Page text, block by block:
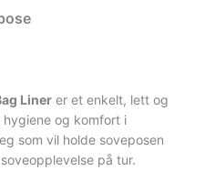
Liner er et enkelt, lett og
og komfort i
som vil holde soveposen
på tur.